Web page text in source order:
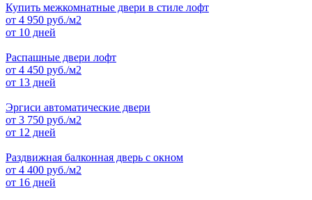
Купить межкомнатные двери в стиле лофт
от 4 950 руб./м2
от 10 дней
Распашные двери лофт
от 4 450 руб./м2
от 13 дней
Эргиси автоматические двери
от 3 750 руб./м2
от 12 дней
Раздвижная балконная дверь с окном
от 4 400 руб./м2
от 16 дней